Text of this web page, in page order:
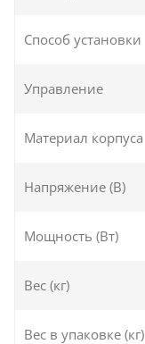
Способ установки
Управление
Материал корпуса
Напряжение (В)
Мощность (Вт)
Вес (кг)
Вес в упаковке (кг)